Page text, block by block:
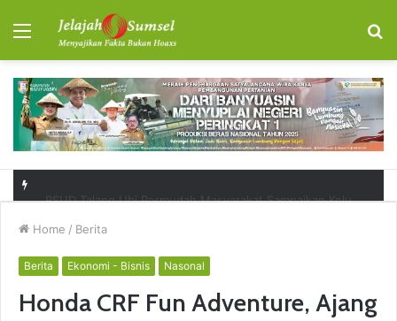
Menu
Home / Berita
Berita Ekonomi - Bisnis Nasonal
Honda CRF Fun Adventure, Ajang